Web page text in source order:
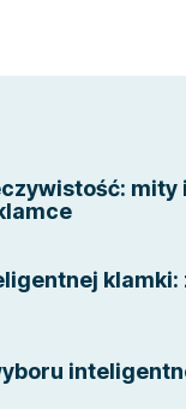
mity
klamki: